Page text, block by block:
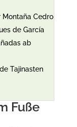
Montaña Cedro
de García
ab
Tajinasten
Fuße